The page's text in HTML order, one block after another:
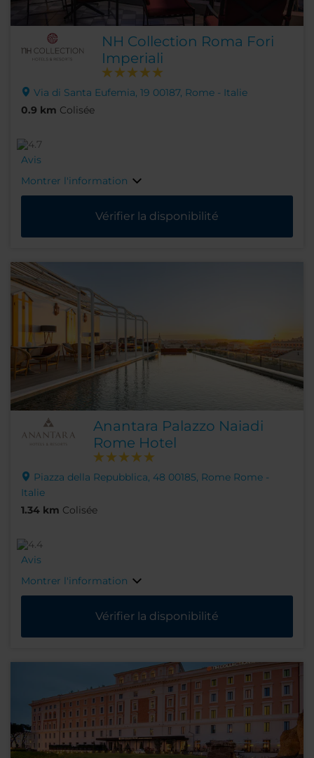
NH Collection Roma Fori
Imperiali
Via di Santa Eufemia, 19 00187, Rome - Italie
0.9 km Colisée
Avis
Montrer l'information
Vérifier la disponibilité
Anantara Palazzo Naiadi
Rome Hotel
Piazza della Repubblica, 48 00185, Rome Rome -
Italie
1.34 km Colisée
Avis
Montrer l'information
Vérifier la disponibilité